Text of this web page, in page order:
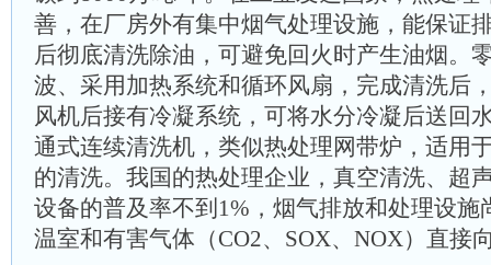
善，在厂房外有集中烟气处理设施，能保证
后彻底清洗除油，可避免回火时产生油烟。
波、采用加热系统和循环风扇，完成清洗后
风机后接有冷凝系统，可将水分冷凝后送回
通式连续清洗机，类似热处理网带炉，适用
的清洗。我国的热处理企业，真空清洗、超
设备的普及率不到1%，烟气排放和处理设施
温室和有害气体（CO2、SOX、NOX）直接